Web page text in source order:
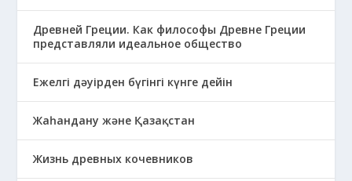
Древней Греции. Как философы Древне Греции
представляли идеальное общество
Ежелгі дәуірден бүгінгі күнге дейін
Жаһандану және Қазақстан
Жизнь древных кочевников